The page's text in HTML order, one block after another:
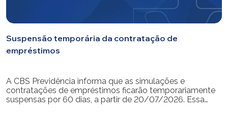
Suspensão temporária da contratação de
empréstimos
A CBS Previdência informa que as simulações e
contratações de empréstimos ficarão temporariamente
suspensas por 60 dias, a partir de 20/07/2026. Essa